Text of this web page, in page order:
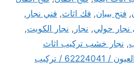
, فتح بيبان, فك اثاث, فني نجار ,
نجار حولي, نجار , نجار الكويت,
, نجار خشب تركيب اثاث
فني تكييف هندي العيون / 62224041 / تركيب